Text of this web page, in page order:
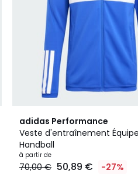
adidas Performance
Veste d'entraînement
Handball
à partir de
70,00 € 50,89 € -27%
4,8
/ 5